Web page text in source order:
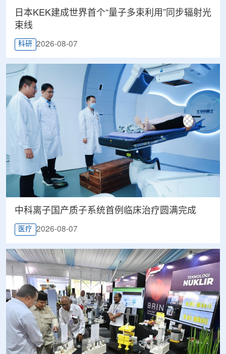
日本KEK建成世界首个“量子多束利用”同步辐射光
束线
科研 2026-08-07
中科离子国产质子系统首例临床治疗圆满完成
医疗 2026-08-07